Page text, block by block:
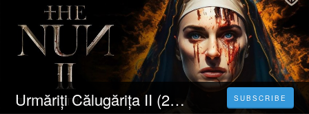
Urmăriți Călugărița II (2023) Online Subtitrat în Limba Română Gratuit SUBSCRIBE